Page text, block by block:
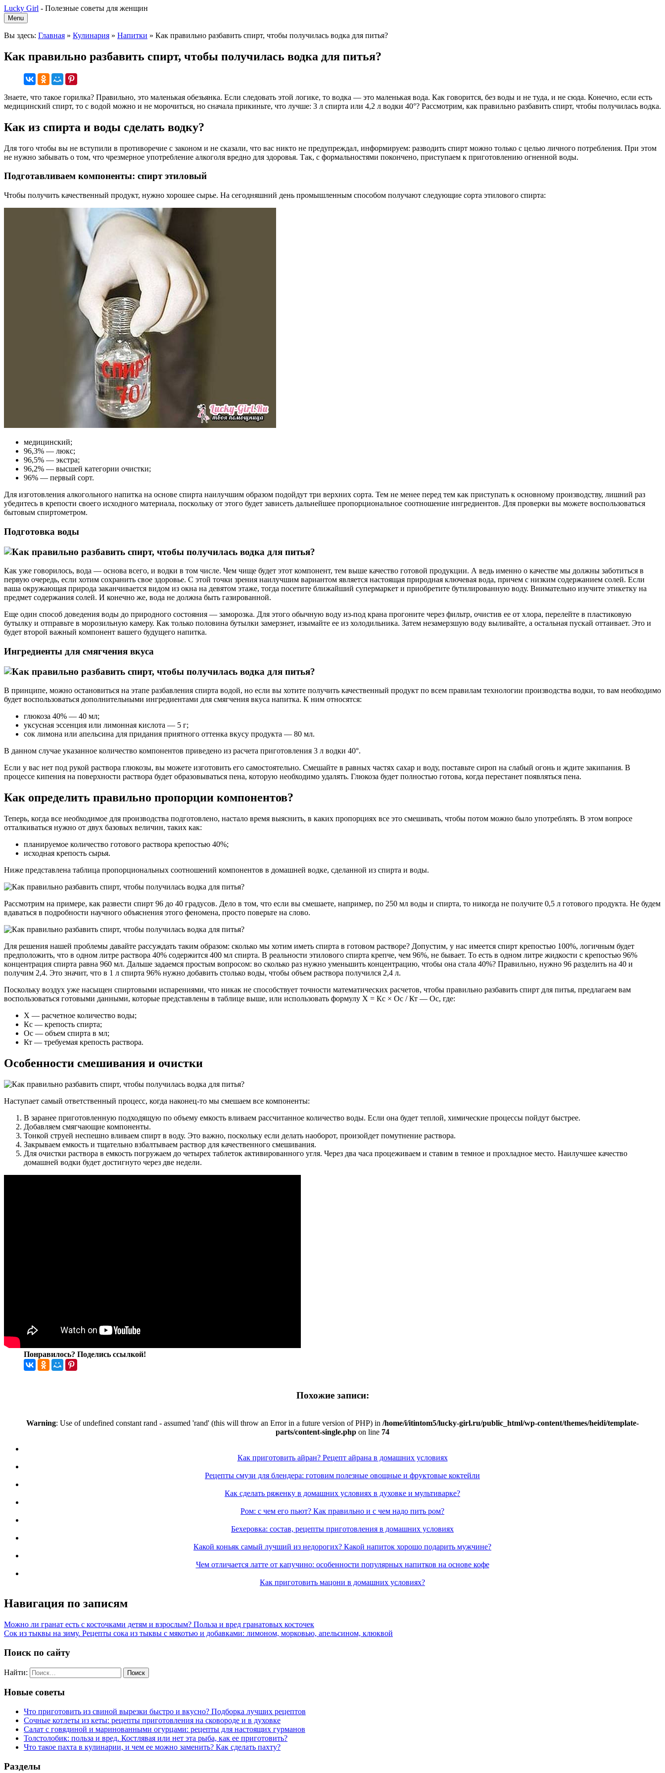
Lucky Girl - Полезные советы для женщин
Menu
Вы здесь: Главная » Кулинария » Напитки » Как правильно разбавить спирт, чтобы получилась водка для питья?
Как правильно разбавить спирт, чтобы получилась водка для питья?
Знаете, что такое горилка? Правильно, это маленькая обезьянка. Если следовать этой логике, то водка — это маленькая вода. Как говорится, без воды и не туда, и не сюда. Конечно, если есть
медицинский спирт, то с водой можно и не морочиться, но сначала прикиньте, что лучше: 3 л спирта или 4,2 л водки 40°? Рассмотрим, как правильно разбавить спирт, чтобы получилась водка.
Как из спирта и воды сделать водку?
Для того чтобы вы не вступили в противоречие с законом и не сказали, что вас никто не предупреждал, информируем: разводить спирт можно только с целью личного потребления. При этом
не нужно забывать о том, что чрезмерное употребление алкоголя вредно для здоровья. Так, с формальностями покончено, приступаем к приготовлению огненной воды.
Подготавливаем компоненты: спирт этиловый
Чтобы получить качественный продукт, нужно хорошее сырье. На сегодняшний день промышленным способом получают следующие сорта этилового спирта:
медицинский;
96,3% — люкс;
96,5% — экстра;
96,2% — высшей категории очистки;
96% — первый сорт.
Для изготовления алкогольного напитка на основе спирта наилучшим образом подойдут три верхних сорта. Тем не менее перед тем как приступать к основному производству, лишний раз
убедитесь в крепости своего исходного материала, поскольку от этого будет зависеть дальнейшее пропорциональное соотношение ингредиентов. Для проверки вы можете воспользоваться
бытовым спиртометром.
Подготовка воды
Как уже говорилось, вода — основа всего, и водки в том числе. Чем чище будет этот компонент, тем выше качество готовой продукции. А ведь именно о качестве мы должны заботиться в
первую очередь, если хотим сохранить свое здоровье. С этой точки зрения наилучшим вариантом является настоящая природная ключевая вода, причем с низким содержанием солей. Если
ваша окружающая природа заканчивается видом из окна на девятом этаже, тогда посетите ближайший супермаркет и приобретите бутилированную воду. Внимательно изучите этикетку на
предмет содержания солей. И конечно же, вода не должна быть газированной.
Еще один способ доведения воды до природного состояния — заморозка. Для этого обычную воду из-под крана прогоните через фильтр, очистив ее от хлора, перелейте в пластиковую
бутылку и отправьте в морозильную камеру. Как только половина бутылки замерзнет, изымайте ее из холодильника. Затем незамерзшую воду выливайте, а остальная пускай оттаивает. Это и
будет второй важный компонент вашего будущего напитка.
Ингредиенты для смягчения вкуса
В принципе, можно остановиться на этапе разбавления спирта водой, но если вы хотите получить качественный продукт по всем правилам технологии производства водки, то вам необходимо
будет воспользоваться дополнительными ингредиентами для смягчения вкуса напитка. К ним относятся:
глюкоза 40% — 40 мл;
уксусная эссенция или лимонная кислота — 5 г;
сок лимона или апельсина для придания приятного оттенка вкусу продукта — 80 мл.
В данном случае указанное количество компонентов приведено из расчета приготовления 3 л водки 40°.
Если у вас нет под рукой раствора глюкозы, вы можете изготовить его самостоятельно. Смешайте в равных частях сахар и воду, поставьте сироп на слабый огонь и ждите закипания. В
процессе кипения на поверхности раствора будет образовываться пена, которую необходимо удалять. Глюкоза будет полностью готова, когда перестанет появляться пена.
Как определить правильно пропорции компонентов?
Теперь, когда все необходимое для производства подготовлено, настало время выяснить, в каких пропорциях все это смешивать, чтобы потом можно было употреблять. В этом вопросе
отталкиваться нужно от двух базовых величин, таких как:
планируемое количество готового раствора крепостью 40%;
исходная крепость сырья.
Ниже представлена таблица пропорциональных соотношений компонентов в домашней водке, сделанной из спирта и воды.
Рассмотрим на примере, как развести спирт 96 до 40 градусов. Дело в том, что если вы смешаете, например, по 250 мл воды и спирта, то никогда не получите 0,5 л готового продукта. Не будем
вдаваться в подробности научного объяснения этого феномена, просто поверьте на слово.
Для решения нашей проблемы давайте рассуждать таким образом: сколько мы хотим иметь спирта в готовом растворе? Допустим, у нас имеется спирт крепостью 100%, логичным будет
предположить, что в одном литре раствора 40% содержится 400 мл спирта. В реальности этилового спирта крепче, чем 96%, не бывает. То есть в одном литре жидкости с крепостью 96%
концентрация спирта равна 960 мл. Дальше задаемся простым вопросом: во сколько раз нужно уменьшить концентрацию, чтобы она стала 40%? Правильно, нужно 96 разделить на 40 и
получим 2,4. Это значит, что в 1 л спирта 96% нужно добавить столько воды, чтобы объем раствора получился 2,4 л.
Поскольку воздух уже насыщен спиртовыми испарениями, что никак не способствует точности математических расчетов, чтобы правильно разбавить спирт для питья, предлагаем вам
воспользоваться готовыми данными, которые представлены в таблице выше, или использовать формулу Х = Кс × Ос / Кт — Ос, где:
Х — расчетное количество воды;
Кс — крепость спирта;
Ос — объем спирта в мл;
Кт — требуемая крепость раствора.
Особенности смешивания и очистки
Наступает самый ответственный процесс, когда наконец-то мы смешаем все компоненты:
В заранее приготовленную подходящую по объему емкость вливаем рассчитанное количество воды. Если она будет теплой, химические процессы пойдут быстрее.
Добавляем смягчающие компоненты.
Тонкой струей неспешно вливаем спирт в воду. Это важно, поскольку если делать наоборот, произойдет помутнение раствора.
Закрываем емкость и тщательно взбалтываем раствор для качественного смешивания.
Для очистки раствора в емкость погружаем до четырех таблеток активированного угля. Через два часа процеживаем и ставим в темное и прохладное место. Наилучшее качество
домашней водки будет достигнуто через две недели.
Понравилось? Поделись ссылкой!
Похожие записи:
Warning: Use of undefined constant rand - assumed 'rand' (this will throw an Error in a future version of PHP) in /home/i/itintom5/lucky-girl.ru/public_html/wp-content/themes/heidi/template-
parts/content-single.php on line 74
Как приготовить айран? Рецепт айрана в домашних условиях
Рецепты смузи для блендера: готовим полезные овощные и фруктовые коктейли
Как сделать ряженку в домашних условиях в духовке и мультиварке?
Ром: с чем его пьют? Как правильно и с чем надо пить ром?
Бехеровка: состав, рецепты приготовления в домашних условиях
Какой коньяк самый лучший из недорогих? Какой напиток хорошо подарить мужчине?
Чем отличается латте от капучино: особенности популярных напитков на основе кофе
Как приготовить мацони в домашних условиях?
Навигация по записям
Можно ли гранат есть с косточками детям и взрослым? Польза и вред гранатовых косточек
Сок из тыквы на зиму. Рецепты сока из тыквы с мякотью и добавками: лимоном, морковью, апельсином, клюквой
Поиск по сайту
Найти:
Новые советы
Что приготовить из свиной вырезки быстро и вкусно? Подборка лучших рецептов
Сочные котлеты из кеты: рецепты приготовления на сковороде и в духовке
Салат с говядиной и маринованными огурцами: рецепты для настоящих гурманов
Толстолобик: польза и вред. Костлявая или нет эта рыба, как ее приготовить?
Что такое пахта в кулинарии, и чем ее можно заменить? Как сделать пахту?
Разделы